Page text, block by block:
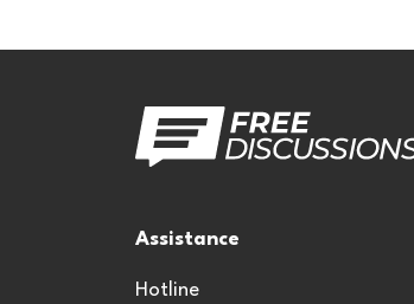
Assistance
Hotline